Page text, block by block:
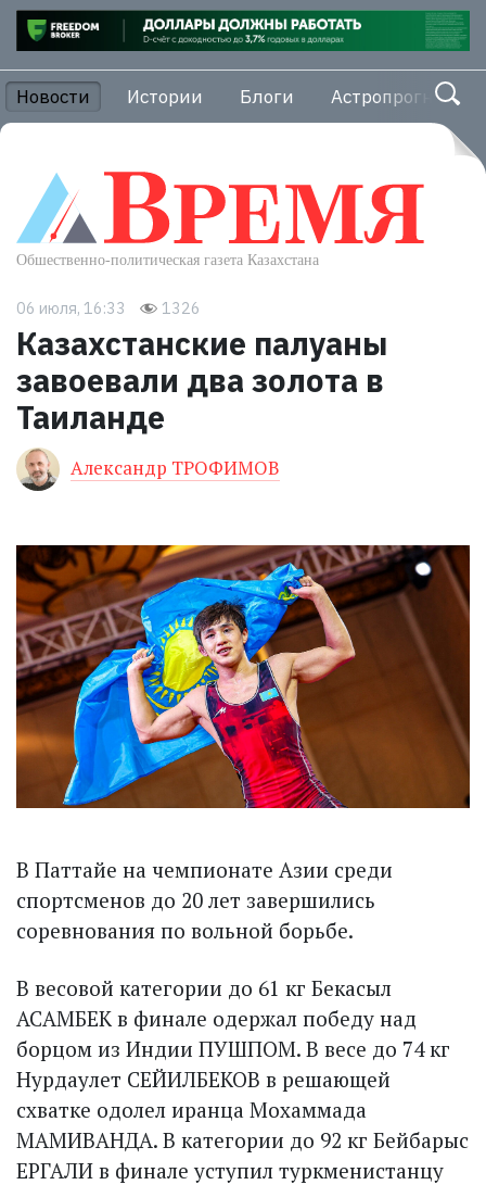
Новости Истории Блоги Астропрогноз
06 июля, 16:33 1326
Казахстанские палуаны
завоевали два золота в
Таиланде
Александр ТРОФИМОВ
В Паттайе на чемпионате Азии среди
спортсменов до 20 лет завершились
соревнования по вольной борьбе.
В весовой категории до 61 кг Бекасыл
АСАМБЕК в финале одержал победу над
борцом из Индии ПУШПОМ. В весе до 74 кг
Нурдаулет СЕЙИЛБЕКОВ в решающей
схватке одолел иранца Мохаммада
МАМИВАНДА. В категории до 92 кг Бейбарыс
ЕРГАЛИ в финале уступил туркменистанцу